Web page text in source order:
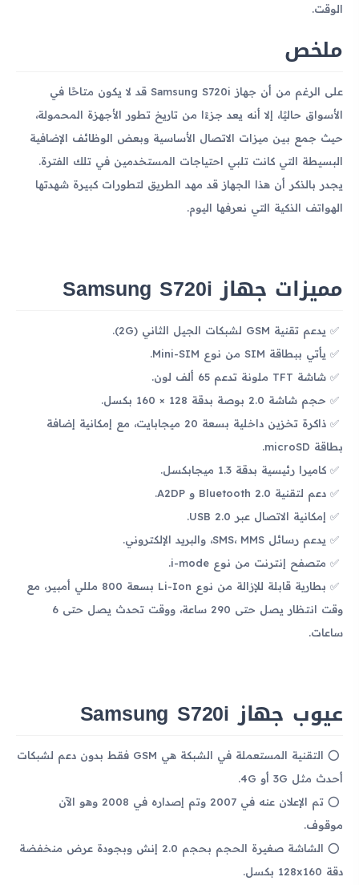
الوقت.
ملخص
على الرغم من أن جهاز Samsung S720i قد لا يكون متاحًا في
الأسواق حاليًا، إلا أنه يعد جزءًا من تاريخ تطور الأجهزة المحمولة،
حيث جمع بين ميزات الاتصال الأساسية وبعض الوظائف الإضافية
البسيطة التي كانت تلبي احتياجات المستخدمين في تلك الفترة.
يجدر بالذكر أن هذا الجهاز قد مهد الطريق لتطورات كبيرة شهدتها
الهواتف الذكية التي نعرفها اليوم.
مميزات جهاز Samsung S720i
يدعم تقنية GSM لشبكات الجيل الثاني (2G).
يأتي ببطاقة SIM من نوع Mini-SIM.
شاشة TFT ملونة تدعم 65 ألف لون.
حجم شاشة 2.0 بوصة بدقة 128 × 160 بكسل.
ذاكرة تخزين داخلية بسعة 20 ميجابايت، مع إمكانية إضافة
بطاقة microSD.
كاميرا رئيسية بدقة 1.3 ميجابكسل.
دعم لتقنية Bluetooth 2.0 و A2DP.
إمكانية الاتصال عبر USB 2.0.
يدعم رسائل SMS، MMS، والبريد الإلكتروني.
متصفح إنترنت من نوع i-mode.
بطارية قابلة للإزالة من نوع Li-Ion بسعة 800 مللي أمبير، مع
وقت انتظار يصل حتى 290 ساعة، ووقت تحدث يصل حتى 6
ساعات.
عيوب جهاز Samsung S720i
التقنية المستعملة في الشبكة هي GSM فقط بدون دعم لشبكات
أحدث مثل 3G أو 4G.
تم الإعلان عنه في 2007 وتم إصداره في 2008 وهو الآن
موقوف.
الشاشة صغيرة الحجم بحجم 2.0 إنش وبجودة عرض منخفضة
دقة 128x160 بكسل.